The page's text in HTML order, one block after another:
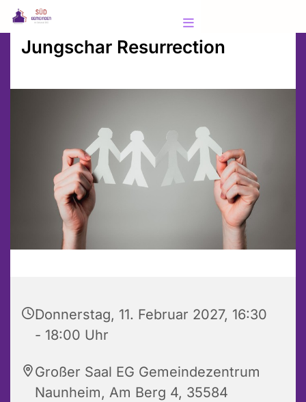
Jungschar Resurrection
Donnerstag, 11. Februar 2027, 16:30
- 18:00 Uhr
Großer Saal EG Gemeindezentrum
Naunheim, Am Berg 4, 35584